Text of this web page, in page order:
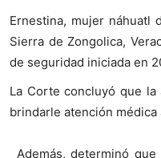
Ernestina, mujer náhuatl
Sierra de Zongolica,
de seguridad iniciada en
La Corte concluyó que
brindarle atención
Además, determinó